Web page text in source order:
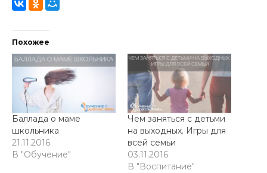
Похожее
Баллада о маме
школьника
21.11.2016
В "Обучение"
Чем заняться с детьми
на выходных. Игры для
всей семьи
03.11.2016
В "Воспитание"